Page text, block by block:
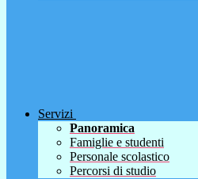
Servizi
Panoramica
Famiglie e studenti
Personale scolastico
Percorsi di studio